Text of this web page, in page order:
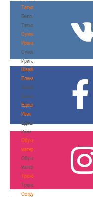
Татьяна
Белошапко
Татьяна
Сумникова
Ирина
Сумникова
Ирина
Швайбович
Елена
Швайбович
Елена
Едешко
Иван
Едешко
Иван
Обучающие
материалы
Обучающие
материалы
Тренерам
Тренерам
Сотрудничество